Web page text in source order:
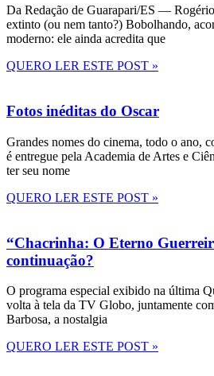
Da Redação de Guarapari/ES —
extinto (ou nem tanto?) Bobolhando,
moderno: ele ainda acredita que
QUERO LER ESTE POST »
Fotos inéditas do Oscar
Grandes nomes do cinema, todo o ano,
é entregue pela Academia de Artes e
ter seu nome
QUERO LER ESTE POST »
“Chacrinha: O Eterno
continuação?
O programa especial exibido na última
volta à tela da TV Globo, juntamente
Barbosa, a nostalgia
QUERO LER ESTE POST »